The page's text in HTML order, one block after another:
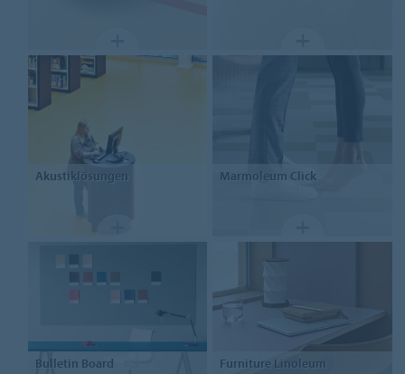
Akustiklösungen Marmoleum Click
Bulletin Board Furniture Linoleum